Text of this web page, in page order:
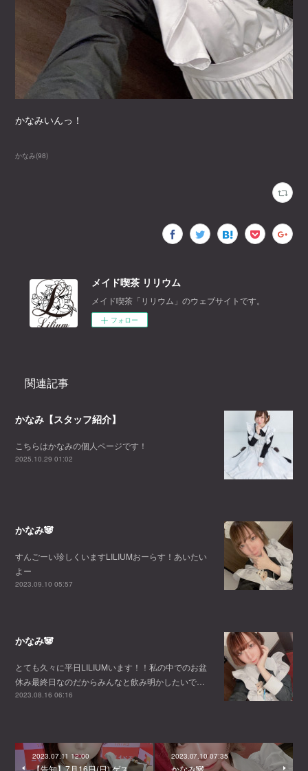
かなみいんっ！
かなみ(98)
メイド喫茶 リリウム
メイド喫茶「リリウム」のウェブサイトです。
フォロー
関連記事
かなみ【スタッフ紹介】
こちらはかなみの個人ページです！
2025.10.29 01:02
かなみ🐼
すんごーい珍しくいますLILIUMおーらす！あいたい
よー
2023.09.10 05:57
かなみ🐼
とても久々に平日LILIUMいます！！私の中でのお盆
休み最終日なのだからみんなと飲み明かしたいで…
2023.08.16 06:16
2023.07.11 12:00 2023.07.10 07:35